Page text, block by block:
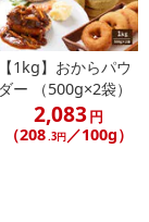
【1kg】おからパウ
ダー （500g×2袋）
2,083円
（208.3円／100g）